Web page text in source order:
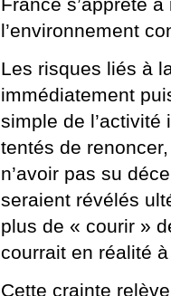
France s’apprête
l’environnement
Les risques liés à
immédiatement
simple de
tentés de
n’avoir pas su
seraient révélés
plus de « courir »
courrait en réalité
Cette crainte